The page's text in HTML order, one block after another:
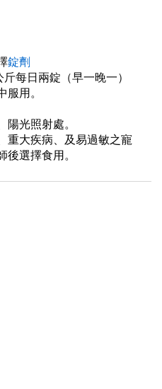
錠劑
每日兩錠（早一晚一）
服用。
光照射處。
重大疾病、及易過敏之寵
後選擇食用。